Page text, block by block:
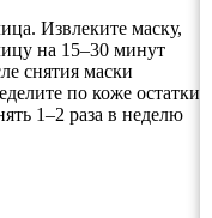
Извлеките маску,
на 15–30 минут
снятия маски
по коже остатки
1–2 раза в неделю